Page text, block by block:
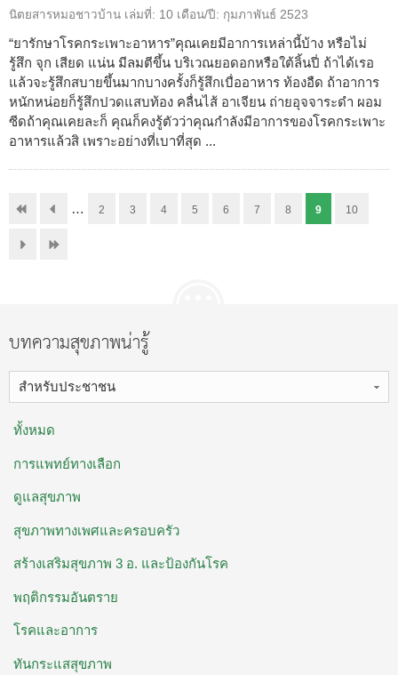
นิตยสารหมอชาวบ้าน เล่มที่: 10 เดือน/ปี: กุมภาพันธ์ 2523
“ยารักษาโรคกระเพาะอาหาร”คุณเคยมีอาการเหล่านี้บ้าง หรือไม่
รู้สึก จุก เสียด แน่น มีลมตีขึ้น บริเวณยอดอกหรือใต้ลิ้นปี่ ถ้าได้เรอ
แล้วจะรู้สึกสบายขึ้นมากบางครั้งก็รู้สึกเบื่ออาหาร ท้องอืด ถ้าอาการ
หนักหน่อยก็รู้สึกปวดแสบท้อง คลื่นไส้ อาเจียน ถ่ายอุจจาระดำ ผอม
ซีดถ้าคุณเคยละก็ คุณก็คงรู้ตัวว่าคุณกำลังมีอาการของโรคกระเพาะ
อาหารแล้วสิ เพราะอย่างที่เบาที่สุด ...
… 2 3 4 5 6 7 8 9 10
บทความสุขภาพน่ารู้
สำหรับประชาชน
ทั้งหมด
การแพทย์ทางเลือก
ดูแลสุขภาพ
สุขภาพทางเพศและครอบครัว
สร้างเสริมสุขภาพ 3 อ. ​และป้องกันโรค
พฤติกรรมอันตราย
โรคและอาการ
ทันกระแสสุขภาพ